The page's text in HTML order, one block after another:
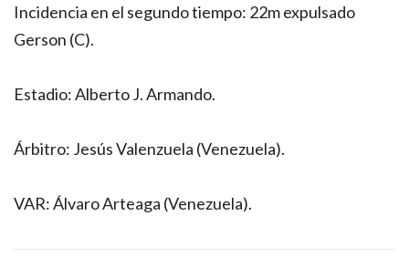
Incidencia en el segundo tiempo: 22m expulsado
Gerson (C).
Estadio: Alberto J. Armando.
Árbitro: Jesús Valenzuela (Venezuela).
VAR: Álvaro Arteaga (Venezuela).